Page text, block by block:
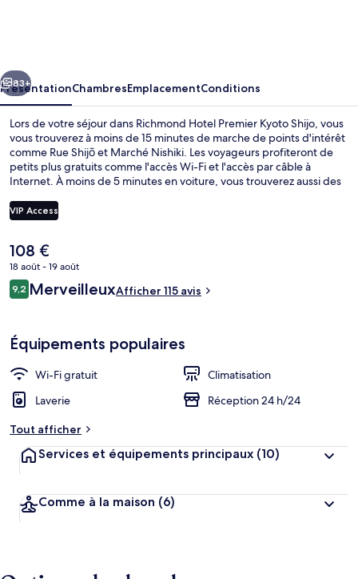
Shijo
Suivant
83+
PrésentationChambresEmplacementConditions
Lors de votre séjour dans Richmond Hotel Premier Kyoto Shijo, vous
vous trouverez à moins de 15 minutes de marche de points d'intérêt
comme Rue Shijō et Marché Nishiki. Les voyageurs profiteront de
petits plus gratuits comme l'accès Wi-Fi et l'accès par câble à
Internet. À moins de 5 minutes en voiture, vous trouverez aussi des
se situe à une très courte distance à pied des transports publics :
Station de métro Nijōjō-mae se trouve à 13 min et Station de métro
VIP Access
Le
prix
actuel
est
108 €
18 août - 19 août
Avis
voyageurs
9,29,2 sur 10
MerveilleuxAfficher 115 avis
Équipements populaires
Wi-Fi gratuit
Climatisation
Laverie
Réception 24 h/24
Tout afficher
Services et équipements principaux (10)
Comme à la maison (6)